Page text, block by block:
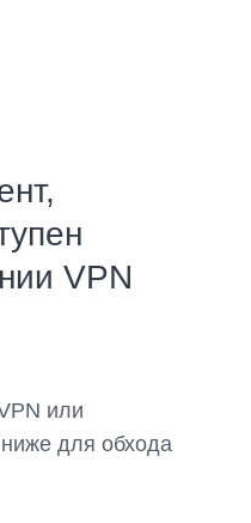
VPN
или
для обхода